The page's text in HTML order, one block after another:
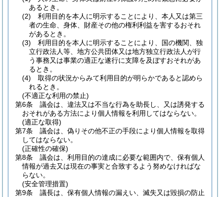
あるとき。
(2)
利用目的を本人に明示することにより、本人又は第三
者の生命、身体、財産その他の権利利益を害するおそれ
があるとき。
(3)
利用目的を本人に明示することにより、国の機関、独
立行政法人等、地方公共団体又は地方独立行政法人が行
う事務又は事業の適正な遂行に支障を及ぼすおそれがあ
るとき。
(4)
取得の状況からみて利用目的が明らかであると認めら
れるとき。
(不適正な利用の禁止)
第6条
議会は、違法又は不当な行為を助長し、又は誘発する
おそれがある方法により個人情報を利用してはならない。
(適正な取得)
第7条
議会は、偽りその他不正の手段により個人情報を取得
してはならない。
(正確性の確保)
第8条
議会は、利用目的の達成に必要な範囲内で、保有個人
情報が過去又は現在の事実と合致するよう努めなければな
らない。
(安全管理措置)
第9条
議長は、保有個人情報の漏えい、滅失又は毀損の防止